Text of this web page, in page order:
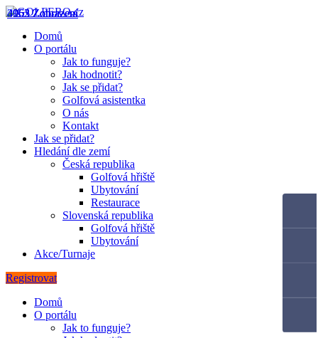
Domů
O portálu
Jak to funguje?
Jak hodnotit?
Jak se přidat?
Golfová asistentka
O nás
Kontakt
Jak se přidat?
Hledání dle zemí
Česká republika
Golfová hřiště
Ubytování
Restaurace
Slovenská republika
Golfová hřiště
Ubytování
Akce/Turnaje
Registrovat
Domů
O portálu
Jak to funguje?
4163 Zobrazení
4062 Zobrazení
3955 Zobrazení